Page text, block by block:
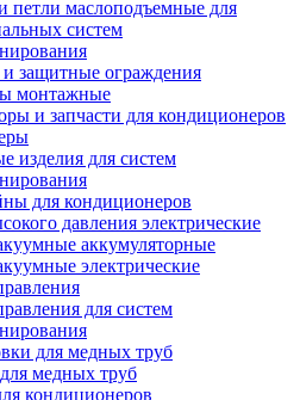
петли маслоподъемные для
систем
защитные ограждения
монтажные
и запчасти для кондиционеров
изделия для систем
для кондиционеров
давления электрические
аккумуляторные
электрические
для систем
для медных труб
медных труб
кондиционеров